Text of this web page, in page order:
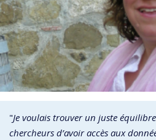
"Je voulais trouver un juste
chercheurs d’avoir accès aux